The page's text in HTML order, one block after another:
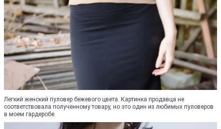
Легкий женский пуловер бежевого цвета. Картинка продавца не
соответствовала полученному товару, но это один из любимых пуловеров
в моем гардеробе.